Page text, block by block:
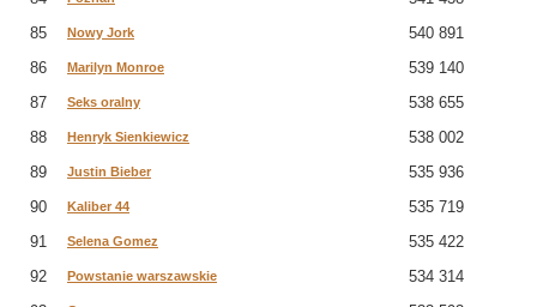
85
Nowy Jork
540 891
86
Marilyn Monroe
539 140
87
Seks oralny
538 655
88
Henryk Sienkiewicz
538 002
89
Justin Bieber
535 936
90
Kaliber 44
535 719
91
Selena Gomez
535 422
92
Powstanie warszawskie
534 314